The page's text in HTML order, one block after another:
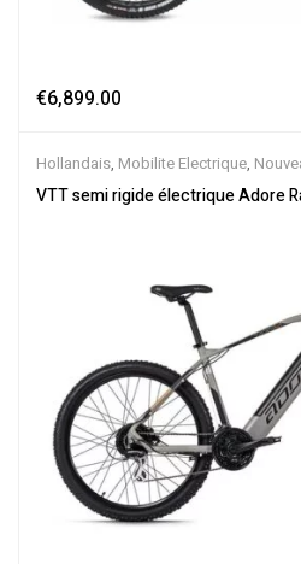
€6,899.00
Hollandais, Mobilite Electrique,
Semi-Rigides,Vélo électrique ville,
VTT semi rigide électrique Adore